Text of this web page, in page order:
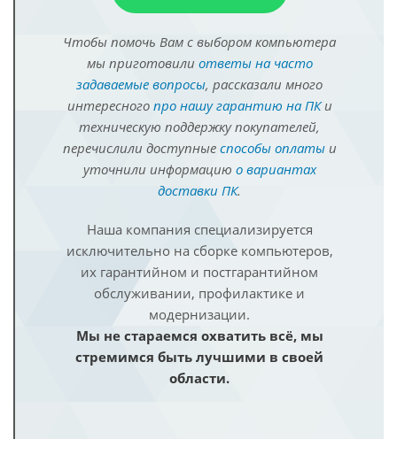
Чтобы помочь Вам с выбором компьютера
мы приготовили ответы на часто
задаваемые вопросы, рассказали много
интересного про нашу гарантию на ПКи
техническую поддержку покупателей,
перечислили доступные способы оплатыи
уточнили информацию о вариантах
доставки ПК.
Наша компания специализируется
исключительно на сборке компьютеров,
их гарантийном и постгарантийном
обслуживании, профилактике и
модернизации.
Мы не стараемся охватить всё, мы
стремимся быть лучшими в своей
области.